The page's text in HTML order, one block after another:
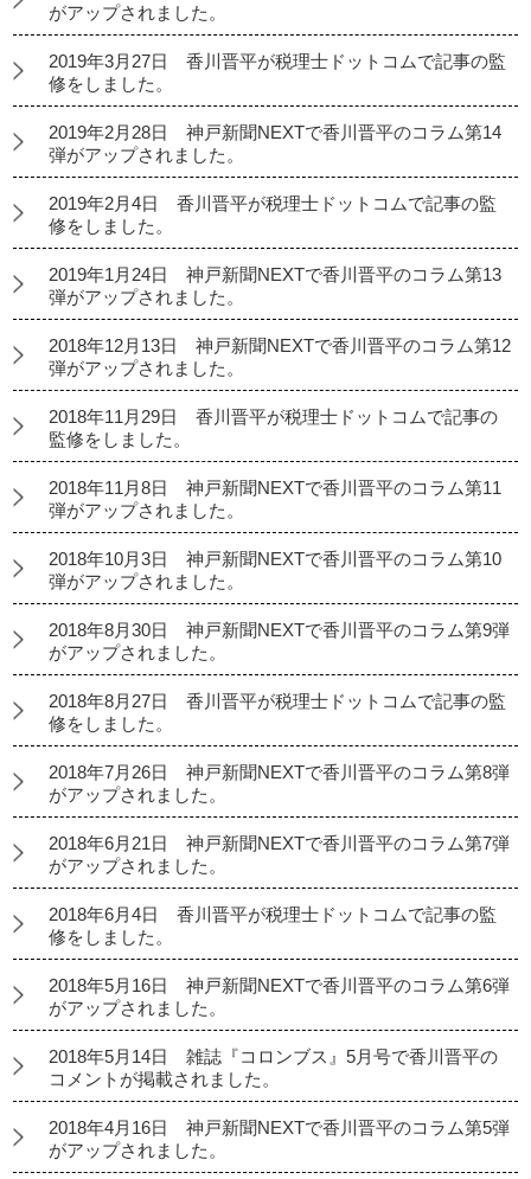
がアップされました。
2019年3月27日 香川晋平が税理士ドットコムで記事の監
修をしました。
2019年2月28日 神戸新聞NEXTで香川晋平のコラム第14
弾がアップされました。
2019年2月4日 香川晋平が税理士ドットコムで記事の監
修をしました。
2019年1月24日 神戸新聞NEXTで香川晋平のコラム第13
弾がアップされました。
2018年12月13日 神戸新聞NEXTで香川晋平のコラム第12
弾がアップされました。
2018年11月29日 香川晋平が税理士ドットコムで記事の
監修をしました。
2018年11月8日 神戸新聞NEXTで香川晋平のコラム第11
弾がアップされました。
2018年10月3日 神戸新聞NEXTで香川晋平のコラム第10
弾がアップされました。
2018年8月30日 神戸新聞NEXTで香川晋平のコラム第9弾
がアップされました。
2018年8月27日 香川晋平が税理士ドットコムで記事の監
修をしました。
2018年7月26日 神戸新聞NEXTで香川晋平のコラム第8弾
がアップされました。
2018年6月21日 神戸新聞NEXTで香川晋平のコラム第7弾
がアップされました。
2018年6月4日 香川晋平が税理士ドットコムで記事の監
修をしました。
2018年5月16日 神戸新聞NEXTで香川晋平のコラム第6弾
がアップされました。
2018年5月14日 雑誌『コロンブス』5月号で香川晋平の
コメントが掲載されました。
2018年4月16日 神戸新聞NEXTで香川晋平のコラム第5弾
がアップされました。